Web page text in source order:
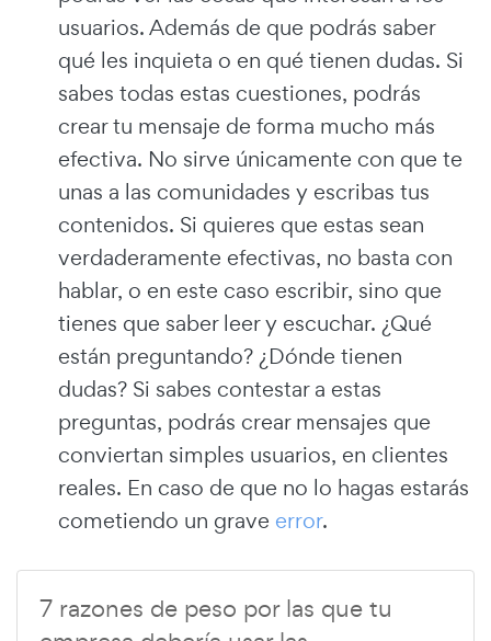
usuarios. Además de que podrás saber
qué les inquieta o en qué tienen dudas. Si
sabes todas estas cuestiones, podrás
crear tu mensaje de forma mucho más
efectiva. No sirve únicamente con que te
unas a las comunidades y escribas tus
contenidos. Si quieres que estas sean
verdaderamente efectivas, no basta con
hablar, o en este caso escribir, sino que
tienes que saber leer y escuchar. ¿Qué
están preguntando? ¿Dónde tienen
dudas? Si sabes contestar a estas
preguntas, podrás crear mensajes que
conviertan simples usuarios, en clientes
reales. En caso de que no lo hagas estarás
cometiendo un grave error.
7 razones de peso por las que tu